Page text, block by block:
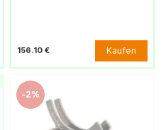
156.10 € Kaufen
-2%